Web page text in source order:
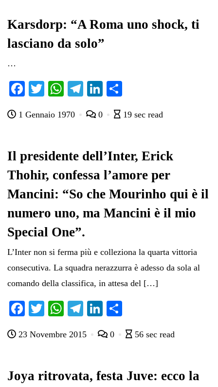
pp m
di
Karsdorp: “A Roma uno shock, ti
lasciano da solo”
…
Fa
bo
T
tte
W
ts
pp
Te
gr
m
Li
ed di
di
1 Gennaio 1970 0 19 sec read
Il presidente dell’Inter, Erick
Thohir, confessa l’amore per
Mancini: “So che Mourinho qui è il
numero uno, ma Mancini è il mio
Special One”.
L’Inter non si ferma più e colleziona la quarta vittoria
consecutiva. La squadra nerazzurra è adesso da sola al
comando della classifica, in attesa del […]
Fa
bo
T
tte
W
ts
pp
Te
gr
m
Li
ed
di
di
23 Novembre 2015 0 56 sec read
Joya ritrovata, festa Juve: ecco la